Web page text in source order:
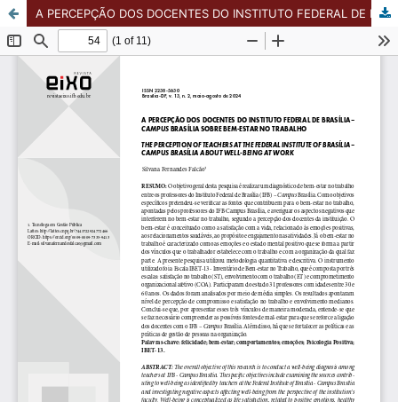
A PERCEPÇÃO DOS DOCENTES DO INSTITUTO FEDERAL DE BRASÍLIA/CAMPUS BRASÍLIA SOBRE BEM-ESTAR NO TRABALHO